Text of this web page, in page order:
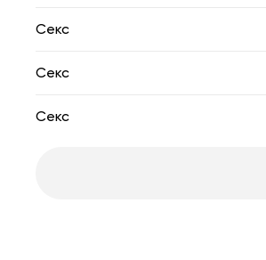
Секс
Секс
Секс